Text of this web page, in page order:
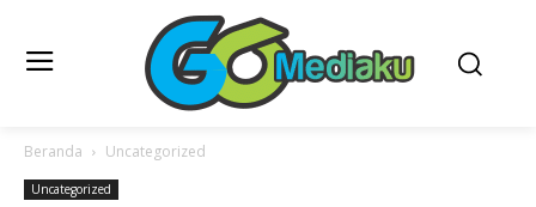
Beranda Uncategorized
Uncategorized